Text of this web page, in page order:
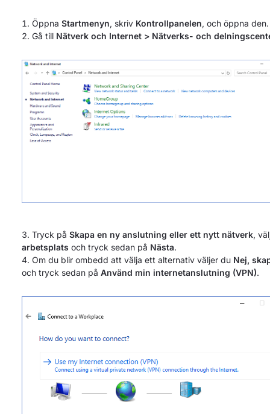
Öppna Startmenyn, skriv Kontrollpanelen, och öppna den.
Gå till Nätverk och Internet > Nätverks- och
Tryck på Skapa en ny anslutning eller ett nytt nätverk,
arbetsplats och tryck sedan på Nästa.
Om du blir ombedd att välja ett alternativ väljer du Nej,
och tryck sedan på Använd min internetanslutning (VPN).